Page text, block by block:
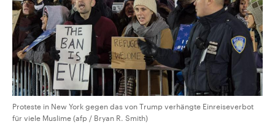
Proteste in New York gegen das von Trump verhängte Einreiseverbot
für viele Muslime (afp / Bryan R. Smith)